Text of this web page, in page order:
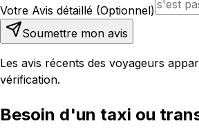
Votre Avis détaillé (Optionnel)
Soumettre mon avis
Les avis récents des voyageurs
vérification.
Besoin d'un taxi ou